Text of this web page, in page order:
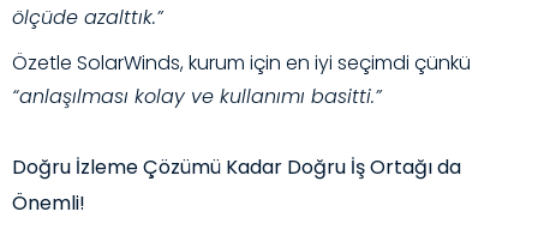
ölçüde azalttık.”
Özetle SolarWinds, kurum için en iyi seçimdi çünkü
“anlaşılması kolay ve kullanımı basitti.”
Doğru İzleme Çözümü Kadar Doğru İş Ortağı da
Önemli!